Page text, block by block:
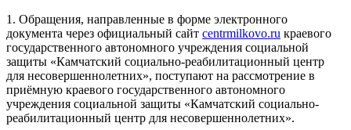
1. Обращения, направленные в форме электронного
документа через официальный сайт centrmilkovo.ru краевого
государственного автономного учреждения социальной
защиты «Камчатский социально-реабилитационный центр
для несовершеннолетних», поступают на рассмотрение в
приёмную краевого государственного автономного
учреждения социальной защиты «Камчатский социально-
реабилитационный центр для несовершеннолетних».